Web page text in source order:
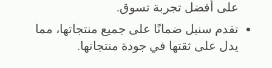
على أفضل تجربة تسوق.
تقدم سنبل ضمانًا على جميع منتجاتها، مما
يدل على ثقتها في جودة منتجاتها.